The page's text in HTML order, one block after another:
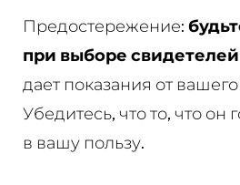
Предостережение:
при выборе свидетелей
дает показания от
Убедитесь, что то, что он
в вашу пользу.